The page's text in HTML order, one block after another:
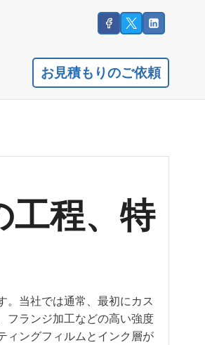
お見積もりのご依頼
工程、特
。当社では通常、最初にカス
フランジ加工などの高い強度
ィングフィルムとインク層が